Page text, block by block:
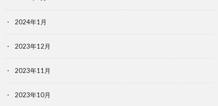
2024年1月
2023年12月
2023年11月
2023年10月